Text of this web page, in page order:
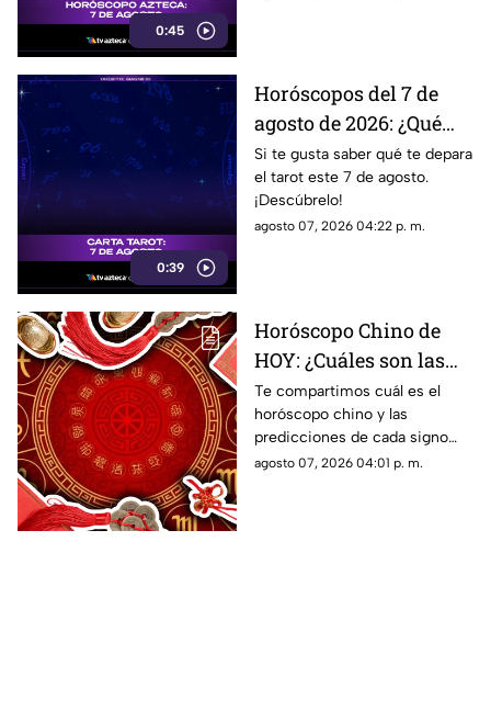
0:45
0:39
Horóscopos del 7 de
agosto de 2026: ¿Qué
revelan las cartas del
tarot?
Si te gusta saber qué te depara
el tarot este 7 de agosto.
¡Descúbrelo!
agosto 07, 2026 04:22 p. m.
Horóscopo Chino de
HOY: ¿Cuáles son las
predicciones de este 7
de agosto de 2026 para
cada signo del zodiaco?
Te compartimos cuál es el
horóscopo chino y las
predicciones de cada signo
para el día de hoy, viernes 7 de
agosto 07, 2026 04:01 p. m.